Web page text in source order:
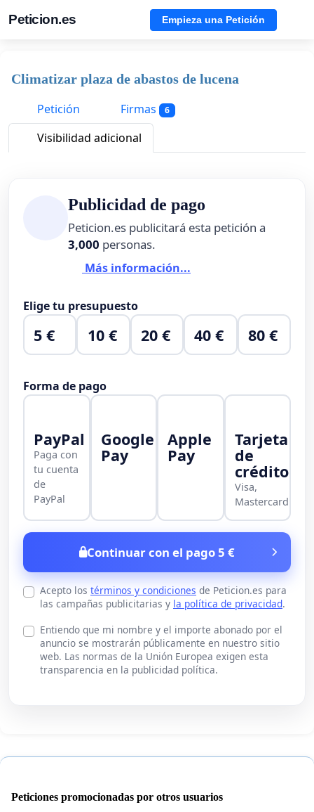
Peticion.es Empieza una Petición
Climatizar plaza de abastos de lucena
Petición
Firmas 6
Visibilidad adicional
Publicidad de pago
Peticion.es publicitará esta petición a
3,000 personas.
Más información...
Elige tu presupuesto
5 € 10 € 20 € 40 € 80 €
Forma de pago
PayPal
Paga con
tu cuenta
de
PayPal
Google
Pay
Apple
Pay
Tarjeta
de
crédito
Visa,
Mastercard
Continuar con el pago 5 €
Acepto los términos y condiciones de Peticion.es para
las campañas publicitarias y la política de privacidad.
Entiendo que mi nombre y el importe abonado por el
anuncio se mostrarán públicamente en nuestro sitio
web. Las normas de la Unión Europea exigen esta
transparencia en la publicidad política.
Peticiones promocionadas por otros usuarios